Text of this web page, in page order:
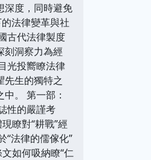
深度，同時避免
法律變革與社
古代法律製度
刻洞察力為經
光投嚮瞭法律
先生的獨特之
。 第一部：
性的嚴謹考
瞭對“耕戰”經
“法律的儒傢化”
如何吸納瞭“仁